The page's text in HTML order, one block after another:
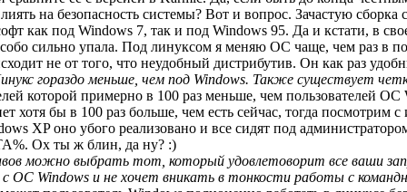
на безопасность системы? Вот и вопрос. Зачастую
как под Windows 7, так и под Windows 95. Да и кстати, в
сильно упала. Под линуксом я меняю ОС чаще, чем раз в
не от того, что неудобный дистрибутив. Он как раз
гораздо меньше, чем под Windows. Также существует
которой примерно в 100 раз меньше, чем пользователей
хотя бы в 100 раз больше, чем есть сейчас, тогда посмотрим
XP оно убого реализовано и все сидят под
Ох ты ж блин, да ну? :)
можно выбрать тот, который удовлетоворит все ваши
ОС Windows и не хочет вникать в тонкости работы с